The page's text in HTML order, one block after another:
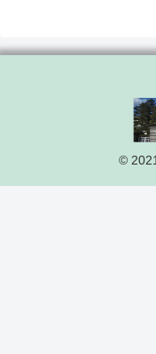
©